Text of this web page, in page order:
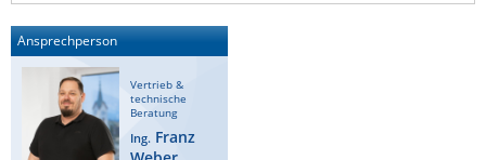
Ansprechperson
Vertrieb &
technische
Beratung
Ing. Franz